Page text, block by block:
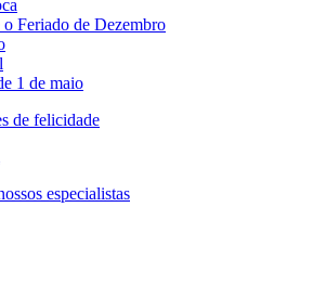
o Feriado de Dezembro
1 de maio
de felicidade
especialistas